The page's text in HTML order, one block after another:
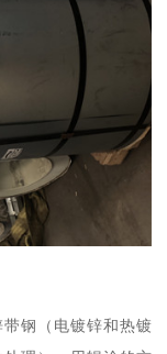
钢（电镀锌和热镀